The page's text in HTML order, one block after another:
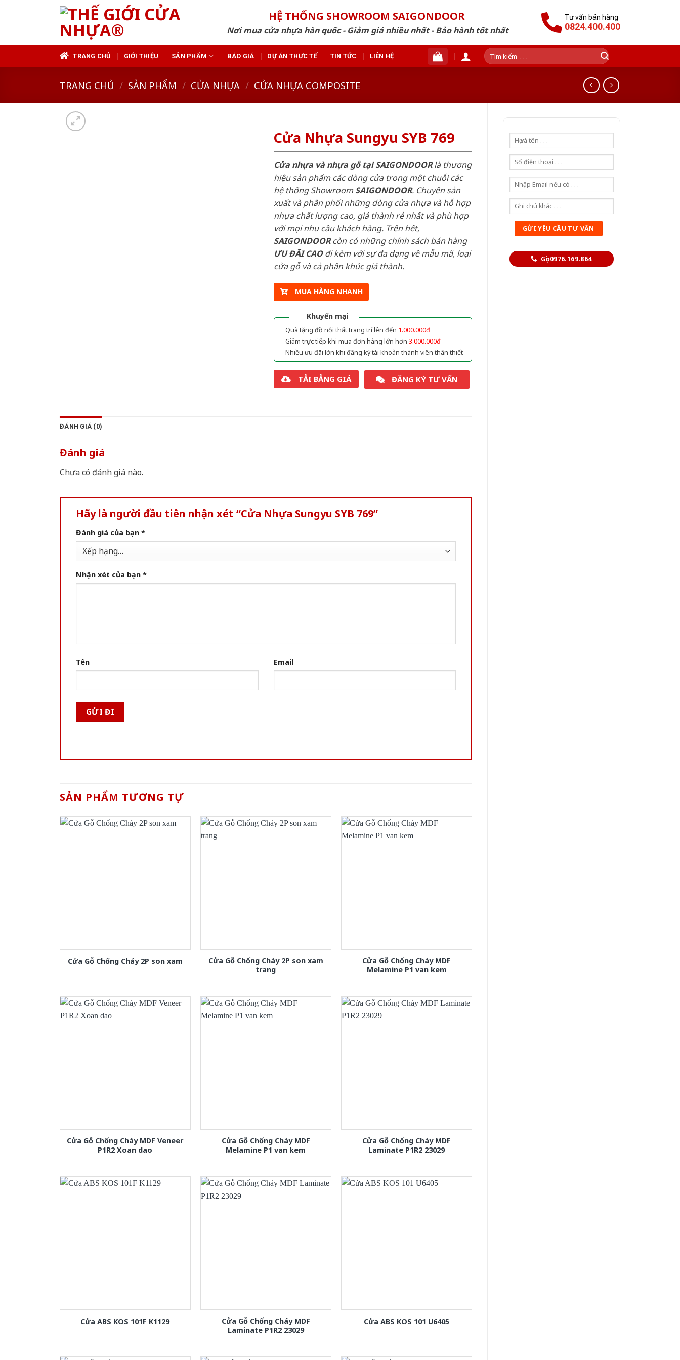
HỆ THỐNG SHOWROOM SAIGONDOOR
Nơi mua cửa nhựa hàn quốc - Giảm giá nhiều nhất - Bảo hành tốt nhất
Tư vấn bán hàng
0824.400.400
TRANG CHỦ GIỚI THIỆU SẢN PHẨM BÁO GIÁ DỰ ÁN THỰC TẾ TIN TỨC LIÊN HỆ
Tìm
kiếm:
TRANG CHỦ / SẢN PHẨM / CỬA NHỰA / CỬA NHỰA COMPOSITE
Gọi 0976.169.864
Cửa Nhựa Sungyu SYB 769
Cửa nhựa và nhựa gỗ tại SAIGONDOORlà thương
hiệu sản phẩm các dòng cửa trong một chuỗi các
hệ thống ShowroomSAIGONDOOR. Chuyên sản
xuất và phân phối những dòng cửa nhựa và hỗ hợp
nhựa chất lượng cao, giá thành rẻ nhất và phù hợp
với mọi nhu cầu khách hàng. Trên hết,
SAIGONDOORcòn có những chính sách bán hàng
ƯU ĐÃI CAOđi kèm với sự đa dạng về mẫu mã, loại
cửa gỗ và cả phân khúc giá thành.
MUA HÀNG NHANH
Khuyến mại
Quà tặng đồ nội thất trang trí lên đến 1.000.000đ
Giảm trực tiếp khi mua đơn hàng lớn hơn 3.000.000đ
Nhiều ưu đãi lớn khi đăng ký tài khoản thành viên thân thiết
TẢI BẢNG GIÁ ĐĂNG KÝ TƯ VẤN
ĐÁNH GIÁ (0)
Đánh giá
Chưa có đánh giá nào.
Hãy là người đầu tiên nhận xét “Cửa Nhựa Sungyu SYB 769”
Đánh giá của bạn *
Nhận xét của bạn *
Tên Email
SẢN PHẨM TƯƠNG TỰ
Cửa Gỗ Chống Cháy 2P son xam
Cửa Gỗ Chống Cháy 2P son xam
trang
Cửa Gỗ Chống Cháy MDF
Melamine P1 van kem
Cửa Gỗ Chống Cháy MDF Veneer
P1R2 Xoan dao
Cửa Gỗ Chống Cháy MDF
Melamine P1 van kem
Cửa Gỗ Chống Cháy MDF
Laminate P1R2 23029
Cửa ABS KOS 101F K1129
Cửa Gỗ Chống Cháy MDF
Laminate P1R2 23029
Cửa ABS KOS 101 U6405